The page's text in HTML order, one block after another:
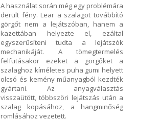
A használat során még egy problémára
derült fény. Lear a szalagot továbbító
görgőt nem a lejátszóban, hanem a
kazettában helyezte el, ezáltal
egyszerűsíteni tudta a lejátszók
mechanikáját. A tömegtermelés
felfutásakor ezeket a görgőket a
szalaghoz kíméletes puha gumi helyett
olcsó és kemény műanyagból kezdték
gyártani. Az anyagválasztás
visszaütött, többszöri lejátszás után a
szalag kopásához, a hangminőség
romlásához vezetett.